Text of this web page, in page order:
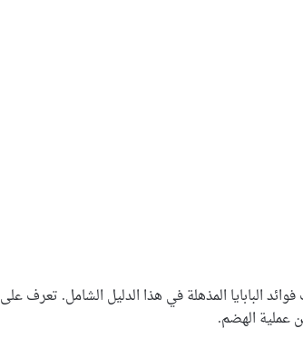
المذهلة في هذا الدليل الشامل. تعرف على
عملية الهضم.